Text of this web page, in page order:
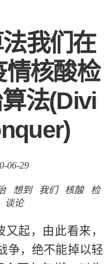
我们在
核酸检
法(Divi
06-29
想到 我们 核酸
检
谈论
起，由此看来，
争，绝不能掉以轻